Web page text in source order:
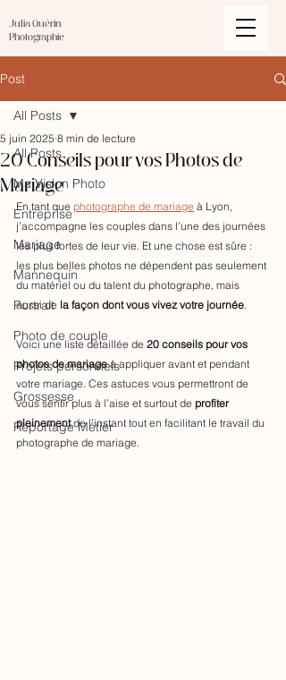
Julia Guérin
Photographie
Post
All Posts
Ma Vision Photo
Entreprise
Mariage
Mannequin
Portrait
Photo de couple
Projets personnels
Grossesse
Reportage Métier
All Posts
20 Conseils pour vos Photos de
Mariage
5 juin 2025 8 min de lecture
En tant que photographe de mariage à Lyon,
j’accompagne les couples dans l’une des journées
les plus fortes de leur vie. Et une chose est sûre :
les plus belles photos ne dépendent pas seulement
du matériel ou du talent du photographe, mais
aussi de la façon dont vous vivez votre journée.
Voici une liste détaillée de 20 conseils pour vos
photos de mariage à appliquer avant et pendant
votre mariage. Ces astuces vous permettront de
vous sentir plus à l’aise et surtout de profiter
pleinement de l’instant tout en facilitant le travail du
photographe de mariage.